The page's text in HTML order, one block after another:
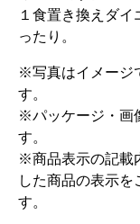
１食置き換えダ
ったり。
※写真はイメージ
す。
※パッケージ・画
す。
※商品表示の記載
した商品の表示を
す。